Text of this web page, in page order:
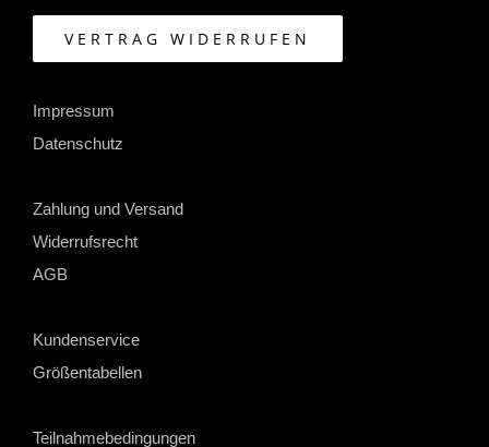
VERTRAG WIDERRUFEN
Impressum
Datenschutz
Zahlung und Versand
Widerrufsrecht
AGB
Kundenservice
Größentabellen
Teilnahmebedingungen